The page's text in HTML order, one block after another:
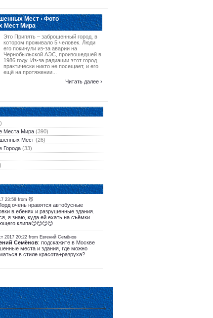
Мест › Фото
Мест Мира
Это Припять – заброшенный город, в
котором проживало 5 человек. Люди
его покинули из-за аварии на
Чернобыльской АЭС, произошедшей в
1986 году. Из-за радиации этот город
практически никто не посещает, и его
ещё на протяжении...
Читать далее ›
Места Мира (390)
Мест (26)
Города (33)
23:58 from 😼
очень нравятся автобусные
в ебенях и разрушенные здания.
я знаю, куда ей ехать на съёмки
клипа😏😏😏😏
2017 20:22 from Евгений Семёнов
Семёнов: подскажите в Москве
места и здания, где можно
в стиле красота+разруха?